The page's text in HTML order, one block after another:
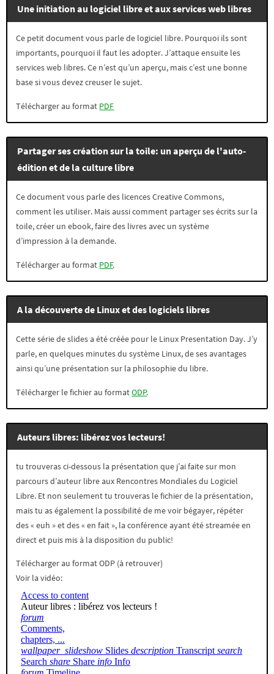
Une initiation au logiciel libre et aux services web libres
Ce petit document vous parle de logiciel libre. Pourquoi ils sont
importants, pourquoi il faut les adopter. J’attaque ensuite les
services web libres. Ce n’est qu’un aperçu, mais c’est une bonne
base si vous devez creuser le sujet.
Télécharger au format PDF
Partager ses création sur la toile: un aperçu de l'auto-
édition et de la culture libre
Ce document vous parle des licences Creative Commons,
comment les utiliser. Mais aussi comment partager ses écrits sur la
toile, créer un ebook, faire des livres avec un système
d’impression à la demande.
Télécharger au format PDF.
A la découverte de Linux et des logiciels libres
Cette série de slides a été créée pour le Linux Presentation Day. J’y
parle, en quelques minutes du système Linux, de ses avantages
ainsi qu’une présentation sur la philosophie du libre.
Télécharger le fichier au formatODP.
Auteurs libres: libérez vos lecteurs!
tu trouveras ci-dessous la présentation que j’ai faite sur mon
parcours d’auteur libre aux Rencontres Mondiales du Logiciel
Libre. Et non seulement tu trouveras le fichier de la présentation,
mais tu as également la possibilité de me voir bégayer, répéter
des « euh » et des « en fait », la conférence ayant été streamée en
direct et puis mis à la disposition du public!
Télécharger au format ODP (à retrouver)
Voir la vidéo: